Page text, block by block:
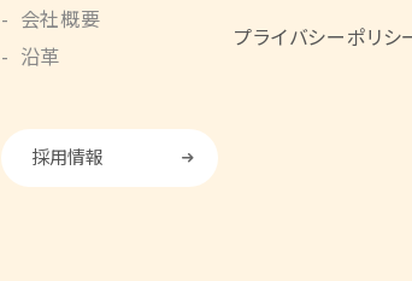
会社概要
沿革
プライバシーポリシ
採用情報